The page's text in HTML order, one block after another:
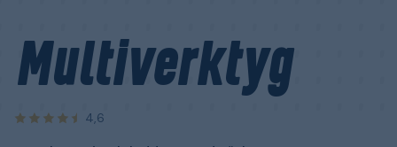
Multiverktyg
4,6